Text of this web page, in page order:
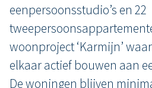
eenpersoonsstudio’s en 22
woonproject ‘Karmijn’
elkaar actief bouwen aan
De woningen blijven